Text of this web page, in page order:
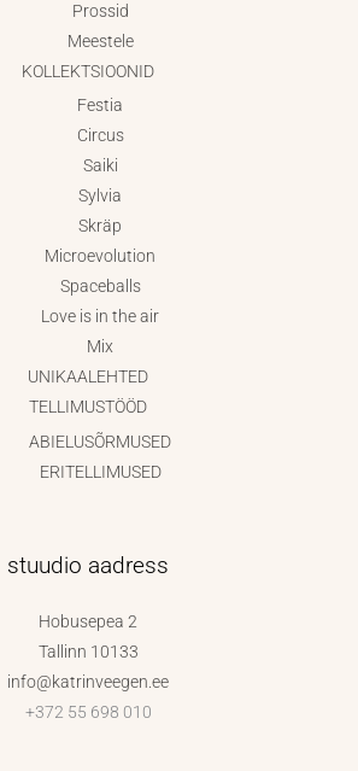
Prossid
Meestele
KOLLEKTSIOONID
Festia
Circus
Saiki
Sylvia
Skräp
Microevolution
Spaceballs
Love is in the air
Mix
UNIKAALEHTED
TELLIMUSTÖÖD
ABIELUSÕRMUSED
ERITELLIMUSED
stuudio aadress
Hobusepea 2
Tallinn 10133
info@katrinveegen.ee
+372 55 698 010